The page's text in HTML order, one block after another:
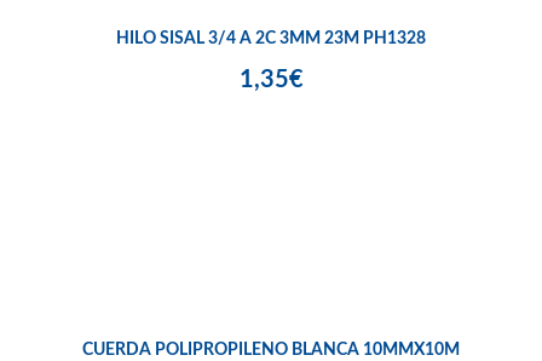
HILO SISAL 3/4 A 2C 3MM 23M PH1328
1,35€
CUERDA POLIPROPILENO BLANCA 10MMX10M